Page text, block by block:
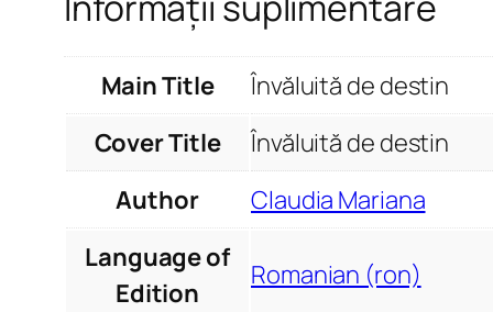
Main Title
Învăluită de destin
Cover Title
Învăluită de destin
Author
Claudia Mariana
Language of
Edition
Romanian (ron)